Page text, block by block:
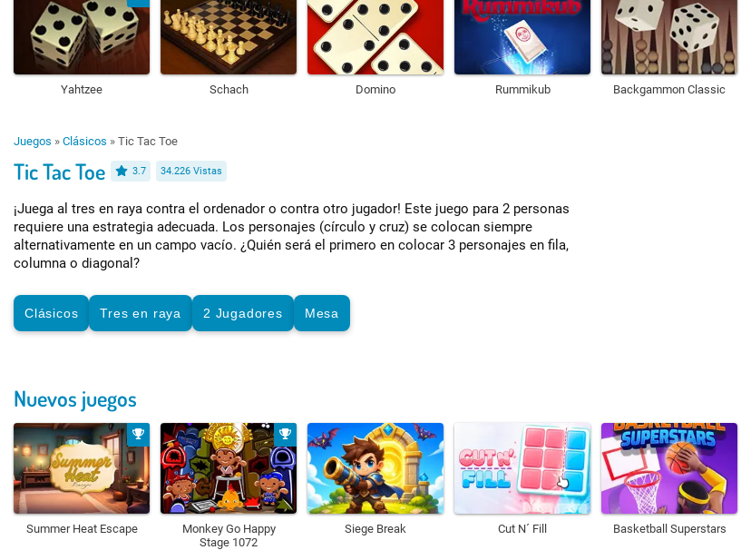
Yahtzee Schach Domino Rummikub Backgammon Classic
Juegos » Clásicos » Tic Tac Toe
Tic Tac Toe 3.7 34.226 Vistas
¡Juega al tres en raya contra el ordenador o contra otro jugador! Este juego para 2 personas
requiere una estrategia adecuada. Los personajes (círculo y cruz) se colocan siempre
alternativamente en un campo vacío. ¿Quién será el primero en colocar 3 personajes en fila,
columna o diagonal?
Clásicos Tres en raya 2 Jugadores Mesa
Nuevos juegos
Summer Heat Escape
Monkey Go Happy
Stage 1072
Siege Break Cut N´ Fill Basketball Superstars